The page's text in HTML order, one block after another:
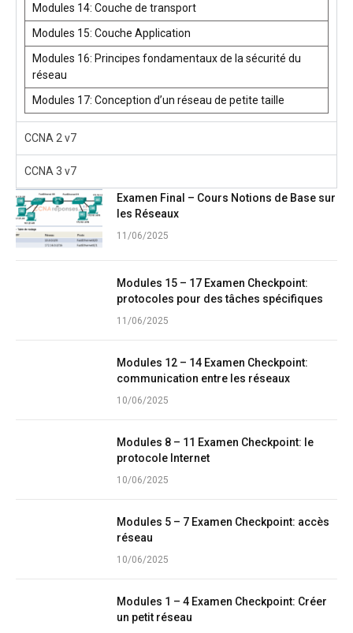
Modules 14: Couche de transport
Modules 15: Couche Application
Modules 16: Principes fondamentaux de la sécurité du
réseau
Modules 17: Conception d’un réseau de petite taille
CCNA 2 v7
CCNA 3 v7
Examen Final – Cours Notions de Base sur
les Réseaux
11/06/2025
Modules 15 – 17 Examen Checkpoint:
protocoles pour des tâches spécifiques
11/06/2025
Modules 12 – 14 Examen Checkpoint:
communication entre les réseaux
10/06/2025
Modules 8 – 11 Examen Checkpoint: le
protocole Internet
10/06/2025
Modules 5 – 7 Examen Checkpoint: accès
réseau
10/06/2025
Modules 1 – 4 Examen Checkpoint: Créer
un petit réseau